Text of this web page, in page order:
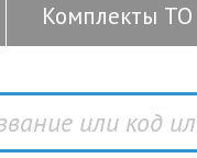
Комплекты ТО